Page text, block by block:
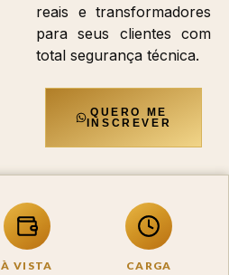
reais e transformadores
para seus clientes com
total segurança técnica.
QUERO ME
INSCREVER
À VISTA
CARGA